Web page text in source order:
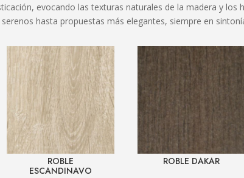
evocando las texturas naturales de la madera y los
hasta propuestas más elegantes, siempre en
ROBLE
ESCANDINAVO
ROBLE DAKAR